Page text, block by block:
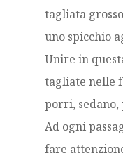
tagliata
uno spicchio
Unire in
tagliate nelle
porri, sedano,
Ad ogni
fare